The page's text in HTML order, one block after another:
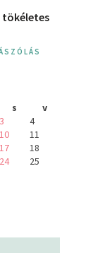
​tökéletes
s
v
3
4
10
11
17
18
24
25